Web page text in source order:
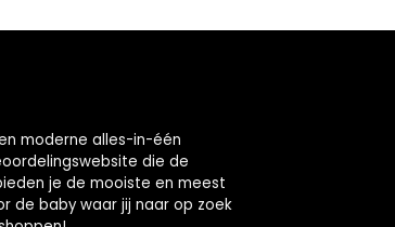
moderne alles-in-één
die de
je de mooiste en meest
de baby waar jij naar op zoek